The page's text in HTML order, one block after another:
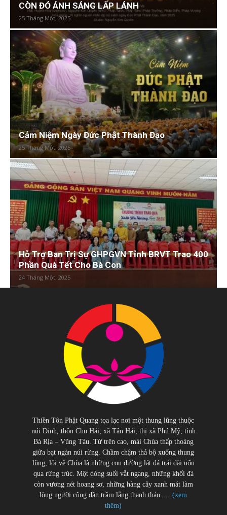
CÒN ĐÓ ÁNH SÁNG LẤP LÁNH
25 Tháng Một, 2025
Cảm Niệm Ngày Đức Phật Thành Đạo
25 Tháng Một, 2025
Hỗ Trợ Ban Trị Sự GHPGVN Tỉnh BRVT Trao 400
Phần Quà Tết Cho Bà Con
24 Tháng Một, 2025
Thiền Tôn Phật Quang tọa lạc nơi một thung lũng thuộc
núi Dinh, thôn Chu Hải, xã Tân Hải, thị xã Phú Mỹ, tỉnh
Bà Rịa – Vũng Tàu. Từ trên cao, mái Chùa thấp thoáng
giữa bạt ngàn núi rừng. Chầm chậm thả bộ xuống thung
lũng, lối về Chùa là những con đường lát đá trải dài uốn
qua rừng trúc. Một dòng suối vắt ngang, những khối đá
còn vương nét hoang sơ, những hàng cây xanh mát làm
lòng người cũng dần trầm lắng thanh thản.....(xem
thêm)